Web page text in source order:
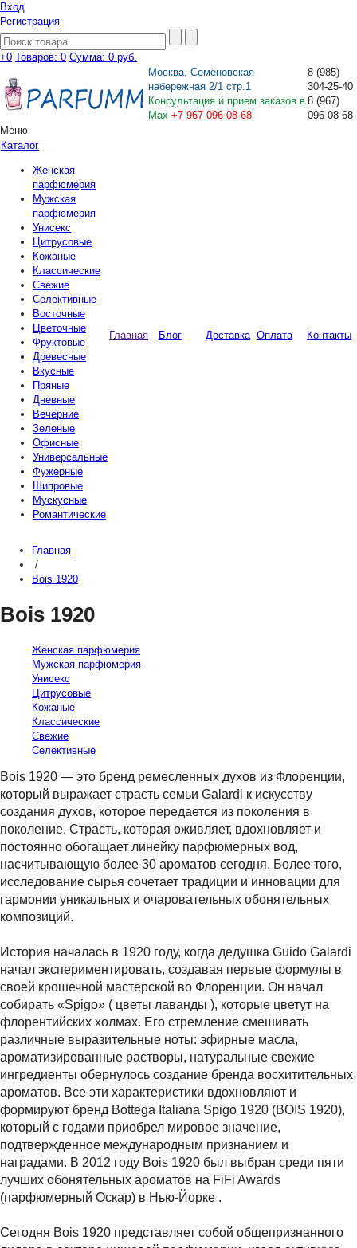
Вход
Регистрация
+0 Товаров: 0 Сумма: 0 руб.
Москва, Семёновская
набережная 2/1 стр.1
Консультация и прием заказов в
Max +7 967 096-08-68
8 (985)
304-25-40
8 (967)
096-08-68
Меню
Каталог
Женская
парфюмерия
Мужская
парфюмерия
Унисекс
Цитрусовые
Кожаные
Классические
Свежие
Селективные
Восточные
Цветочные
Фруктовые
Древесные
Вкусные
Пряные
Дневные
Вечерние
Зеленые
Офисные
Универсальные
Фужерные
Шипровые
Мускусные
Романтические
Главная Блог Доставка Оплата Контакты
Главная
/
Bois 1920
Bois 1920
Женская парфюмерия
Мужская парфюмерия
Унисекс
Цитрусовые
Кожаные
Классические
Свежие
Селективные
Bois 1920 — это бренд ремесленных духов из Флоренции,
который выражает страсть семьи Galardi к искусству
создания духов, которое передается из поколения в
поколение. Страсть, которая оживляет, вдохновляет и
постоянно обогащает линейку парфюмерных вод,
насчитывающую более 30 ароматов сегодня. Более того,
исследование сырья сочетает традиции и инновации для
гармонии уникальных и очаровательных обонятельных
композиций.
История началась в 1920 году, когда дедушка Guido Galardi
начал экспериментировать, создавая первые формулы в
своей крошечной мастерской во Флоренции. Он начал
собирать «Spigo» ( цветы лаванды ), которые цветут на
флорентийских холмах. Его стремление смешивать
различные выразительные ноты: эфирные масла,
ароматизированные растворы, натуральные свежие
ингредиенты обернулось создание бренда восхитительных
ароматов. Все эти характеристики вдохновляют и
формируют бренд Bottega Italiana Spigo 1920 (BOIS 1920),
который с годами приобрел мировое значение,
подтвержденное международным признанием и
наградами. В 2012 году Bois 1920 был выбран среди пяти
лучших обонятельных ароматов на FiFi Awards
(парфюмерный Оскар) в Нью-Йорке .
Сегодня Bois 1920 представляет собой общепризнанного